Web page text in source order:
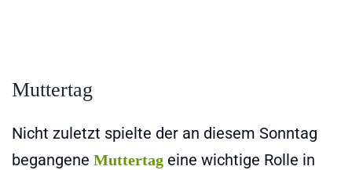
Muttertag
Nicht zuletzt spielte der an diesem Sonntag
begangene Muttertag eine wichtige Rolle in